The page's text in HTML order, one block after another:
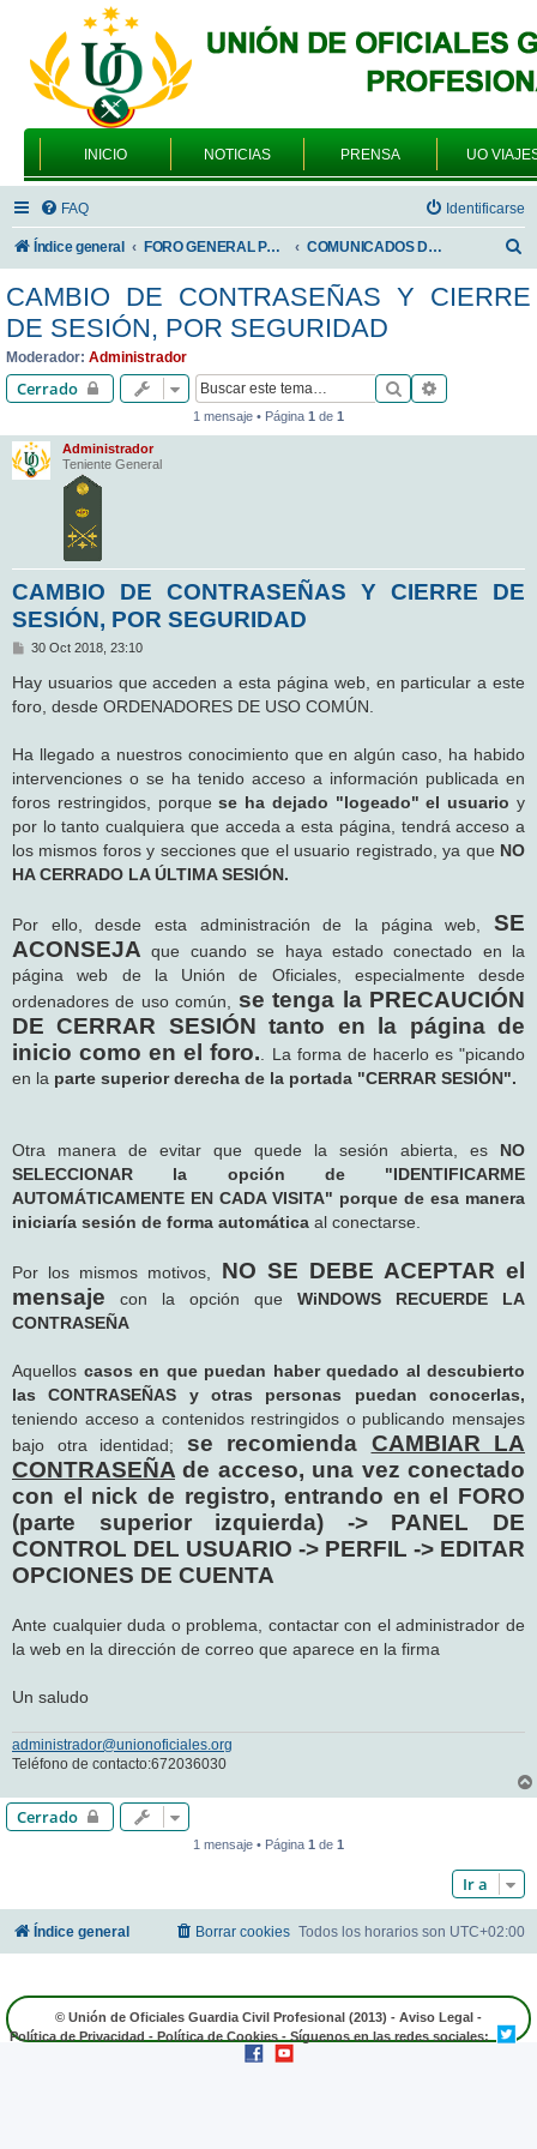
INICIO NOTICIAS PRENSA UO
FAQ Identificarse
Índice general FORO GENERAL PARA TODOS LOS USUARIOS COMUNICADOS DE LA UNIÓN DE OFICIALES
s
CAMBIO DE CONTRASEÑAS Y CIERRE
DE SESIÓN, POR SEGURIDAD
Moderador: Administrador
Cerrado Buscar
1 mensaje • Página 1 de 1
Administrador
Teniente General
CAMBIO DE CONTRASEÑAS Y CIERRE DE
SESIÓN, POR SEGURIDAD
M
n
s
a
30 Oct 2018, 23:10
Hay usuarios que acceden a esta página web, en particular a este
foro, desde ORDENADORES DE USO COMÚN.
Ha llegado a nuestros conocimiento que en algún caso, ha habido
intervenciones o se ha tenido acceso a información publicada en
foros restringidos, porquese ha dejado "logeado" el usuario y
por lo tanto cualquiera que acceda a esta página, tendrá acceso a
los mismos foros y secciones que el usuario registrado, ya que NO
HA CERRADO LA ÚLTIMA SESIÓN.
Por ello, desde esta administración de la página web, SE
ACONSEJA que cuando se haya estado conectado en la
página web de la Unión de Oficiales, especialmente desde
ordenadores de uso común, se tenga la PRECAUCIÓN
DE CERRAR SESIÓN tanto en la página de
inicio como en el foro. . La forma de hacerlo es "picando
en la parte superior derecha de la portada "CERRAR SESIÓN".
Otra manera de evitar que quede la sesión abierta, es NO
SELECCIONAR la opción de "IDENTIFICARME
AUTOMÁTICAMENTE EN CADA VISITA" porque de esa manera
iniciaría sesión de forma automática al conectarse.
Por los mismos motivos, NO SE DEBE ACEPTAR el
mensaje con la opción que WiNDOWS RECUERDE LA
CONTRASEÑA
Aquellos casos en que puedan haber quedado al descubierto
las CONTRASEÑAS y otras personas puedan conocerlas,
teniendo acceso a contenidos restringidos o publicando mensajes
bajo otra identidad; se recomienda CAMBIAR LA
CONTRASEÑA de acceso, una vez conectado
con el nick de registro, entrando en el FORO
(parte superior izquierda) -> PANEL DE
CONTROL DEL USUARIO -> PERFIL -> EDITAR
OPCIONES DE CUENTA
Ante cualquier duda o problema, contactar con el administrador de
la web en la dirección de correo que aparece en la firma
Un saludo
administrador@unionoficiales.org
Teléfono de contacto:672036030
Cerrado
1 mensaje • Página 1 de 1
Ir a
Índice general Todos los horarios son UTC+02:00
Borrar cookies
© Unión de Oficiales Guardia Civil Profesional (2013) - Aviso Legal -
Política de Privacidad - Política de Cookies - Síguenos en las redes sociales: